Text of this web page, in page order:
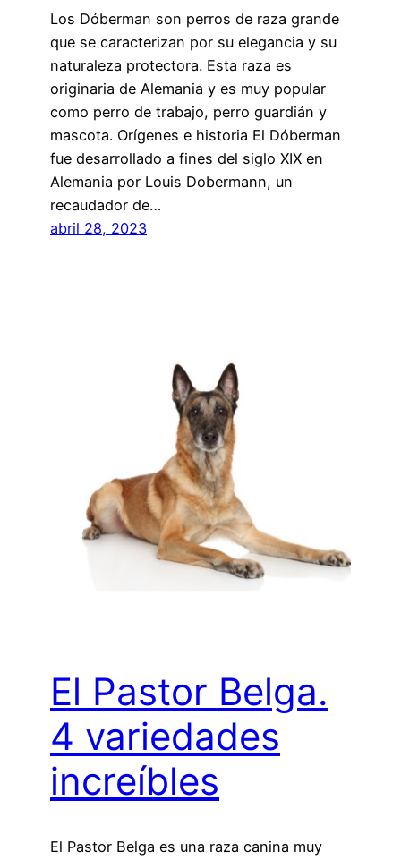
Los Dóberman son perros de raza grande
que se caracterizan por su elegancia y su
naturaleza protectora. Esta raza es
originaria de Alemania y es muy popular
como perro de trabajo, perro guardián y
mascota. Orígenes e historia El Dóberman
fue desarrollado a fines del siglo XIX en
Alemania por Louis Dobermann, un
recaudador de…
abril 28, 2023
El Pastor Belga.
4 variedades
increíbles
El Pastor Belga es una raza canina muy